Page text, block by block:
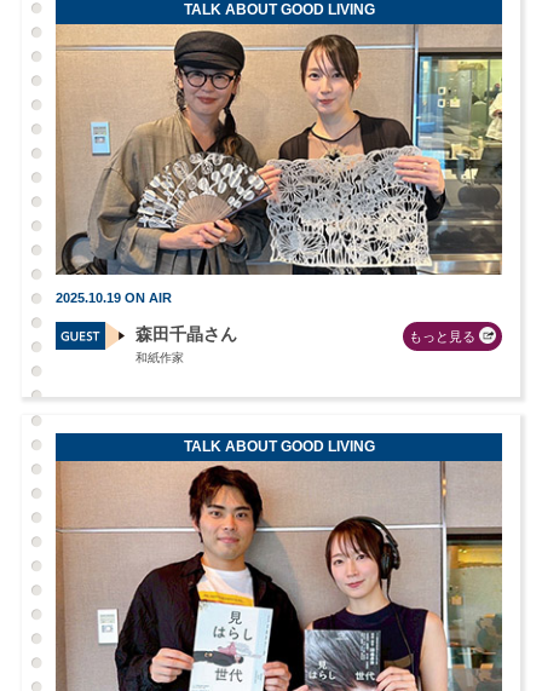
TALK ABOUT GOOD LIVING
2025.10.19 ON AIR
森田千晶さん
和紙作家
もっと見る
TALK ABOUT GOOD LIVING